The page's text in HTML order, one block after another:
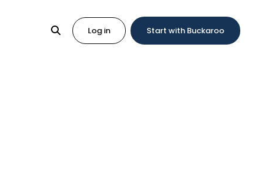
Log in Start with Buckaroo